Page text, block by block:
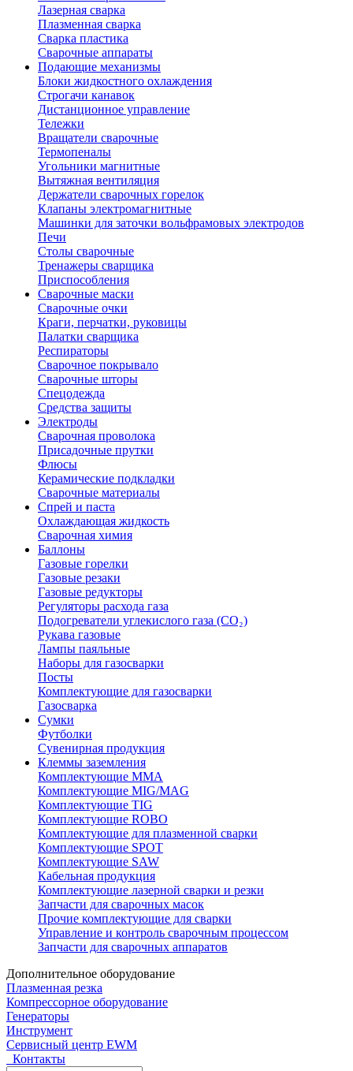
Лазерная сварка
Плазменная сварка
Сварка пластика
Сварочные аппараты
Подающие механизмы
Блоки жидкостного охлаждения
Строгачи канавок
Дистанционное управление
Тележки
Вращатели сварочные
Термопеналы
Угольники магнитные
Вытяжная вентиляция
Держатели сварочных горелок
Клапаны электромагнитные
Машинки для заточки вольфрамовых электродов
Печи
Столы сварочные
Тренажеры сварщика
Приспособления
Сварочные маски
Сварочные очки
Краги, перчатки, руковицы
Палатки сварщика
Респираторы
Сварочное покрывало
Сварочные шторы
Спецодежда
Средства защиты
Электроды
Сварочная проволока
Присадочные прутки
Флюсы
Керамические подкладки
Сварочные материалы
Спрей и паста
Охлаждающая жидкость
Сварочная химия
Баллоны
Газовые горелки
Газовые резаки
Газовые редукторы
Регуляторы расхода газа
Подогреватели углекислого газа (CO₂)
Рукава газовые
Лампы паяльные
Наборы для газосварки
Посты
Комплектующие для газосварки
Газосварка
Сумки
Футболки
Сувенирная продукция
Клеммы заземления
Комплектующие ММА
Комплектующие MIG/MAG
Комплектующие TIG
Комплектующие ROBO
Комплектующие для плазменной сварки
Комплектующие SPOT
Комплектующие SAW
Кабельная продукция
Комплектующие лазерной сварки и резки
Запчасти для сварочных масок
Прочие комплектующие для сварки
Управление и контроль сварочным процессом
Запчасти для сварочных аппаратов
Дополнительное оборудование
Плазменная резка
Компрессорное оборудование
Генераторы
Инструмент
Сервисный центр EWM
Контакты